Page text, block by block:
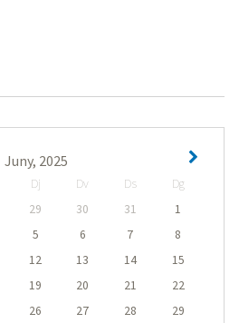
Juny, 2025
Dj Dv Ds
Dg
29 30 31
1
5 6 7
8
12 13 14
15
19 20 21
22
26 27 28
29